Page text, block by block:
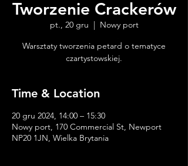
Tworzenie Crackerów
pt., 20 gru
  |
Nowy port
Warsztaty tworzenia petard o tematyce
czartystowskiej.
Time & Location
20 gru 2024, 14:00 – 15:30
Nowy port, 170 Commercial St, Newport
NP20 1JN, Wielka Brytania